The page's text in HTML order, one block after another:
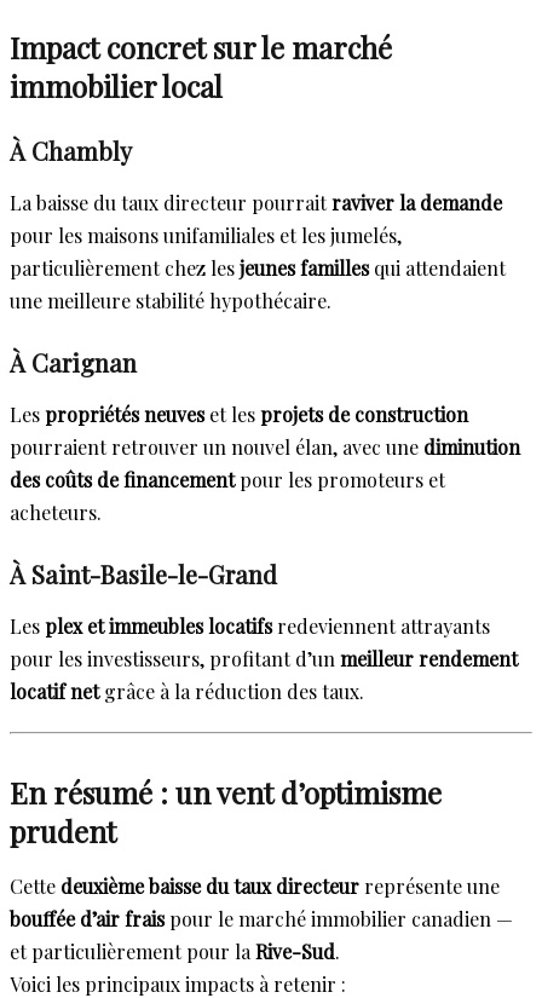
Impact concret sur le marché
immobilier local
À Chambly
La baisse du taux directeur pourraitraviver la demande
pour les maisons unifamiliales et les jumelés,
particulièrement chez lesjeunes famillesqui attendaient
une meilleure stabilité hypothécaire.
À Carignan
Lespropriétés neuveset lesprojets de construction
pourraient retrouver un nouvel élan, avec une diminution
des coûts de financementpour les promoteurs et
acheteurs.
À Saint-Basile-le-Grand
Lesplex et immeubles locatifsredeviennent attrayants
pour les investisseurs, profitant d’un meilleur rendement
locatif netgrâce à la réduction des taux.
En résumé : un vent d’optimisme
prudent
Cette deuxième baisse du taux directeur représente une
bouffée d’air fraispour le marché immobilier canadien —
et particulièrement pour la Rive-Sud.
Voici les principaux impacts à retenir :